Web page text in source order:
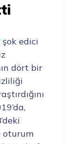
şok edici
dört bir
oturum